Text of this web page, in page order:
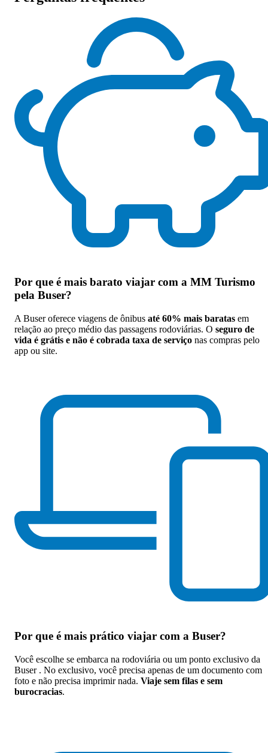
Por que é mais barato viajar com a MM Turismo
pela Buser?
A Buser oferece viagens de ônibus até 60% mais baratas em
relação ao preço médio das passagens rodoviárias. O seguro de
vida é grátis e não é cobrada taxa de serviço nas compras pelo
app ou site.
Por que é mais prático viajar com a Buser?
Você escolhe se embarca na rodoviária ou um ponto exclusivo da
Buser . No exclusivo, você precisa apenas de um documento com
foto e não precisa imprimir nada. Viaje sem filas e sem
burocracias.